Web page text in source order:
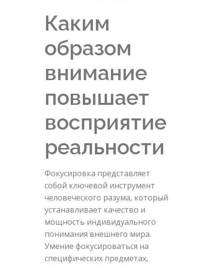
Каким
образом
внимание
повышает
восприятие
реальности
Фокусировка представляет
собой ключевой инструмент
человеческого разума, который
устанавливает качество и
мощность индивидуального
понимания внешнего мира.
Умение фокусироваться на
специфических предметах,